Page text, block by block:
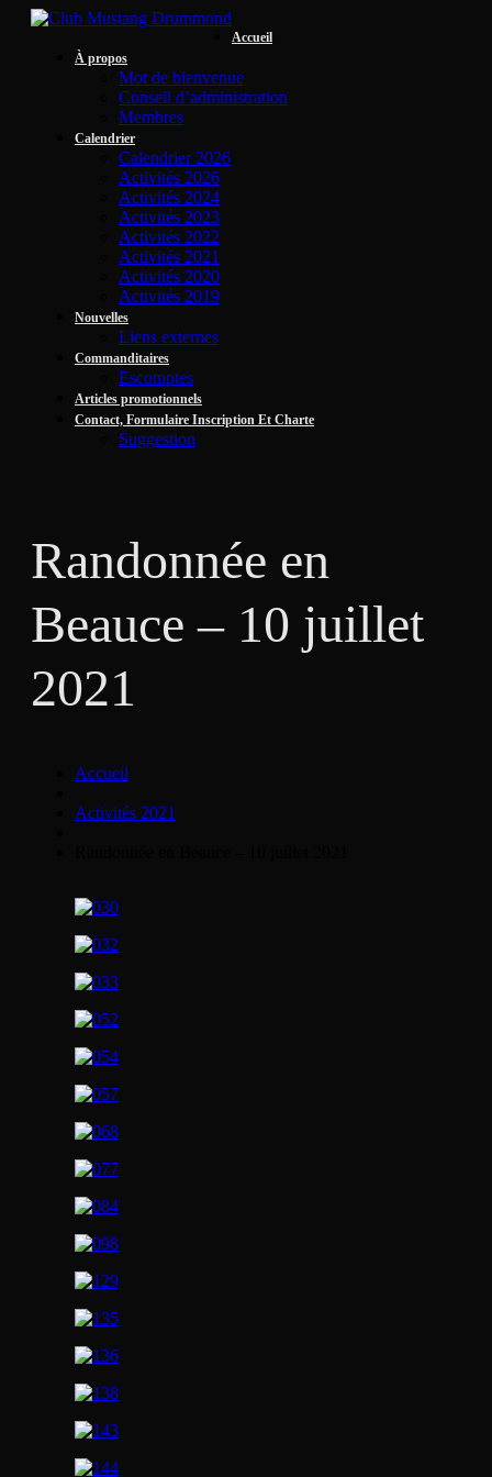
Accueil
À propos
Mot de bienvenue
Conseil d’administration
Membres
Calendrier
Calendrier 2026
Activités 2026
Activités 2024
Activités 2023
Activités 2022
Activités 2021
Activités 2020
Activités 2019
Nouvelles
Liens externes
Commanditaires
Escomptes
Articles promotionnels
Contact, Formulaire Inscription Et Charte
Suggestion
Randonnée en
Beauce – 10 juillet
2021
Accueil
Activités 2021